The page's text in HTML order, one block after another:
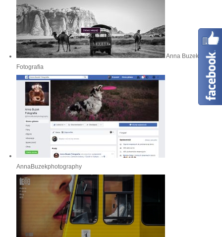
Anna Buzek
Fotografia
AnnaBuzekphotography